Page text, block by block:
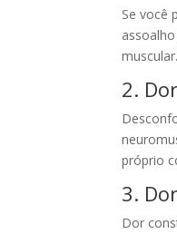
Se você
muscular.
2.
próprio
3.
Dor